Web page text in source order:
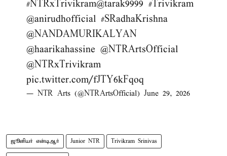
#NTRxTrivikram@tarak9999 #Trivikram
@anirudhofficial #SRadhaKrishna
@NANDAMURIKALYAN
@haarikahassine @NTRArtsOfficial
@NTRxTrivikram
pic.twitter.com/fJTY6kFqoq
— NTR Arts (@NTRArtsOfficial) June 29, 2026
ஜூனியர் என்டிஆர் Junior NTR Trivikram Srinivas